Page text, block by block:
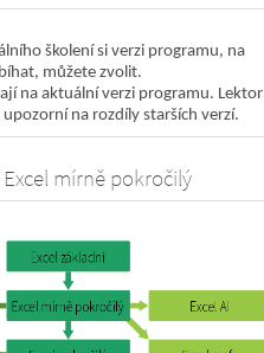
školení si verzi programu, na
můžete zvolit.
na aktuální verzi programu. Lektor
na rozdíly starších verzí.
mírně pokročilý